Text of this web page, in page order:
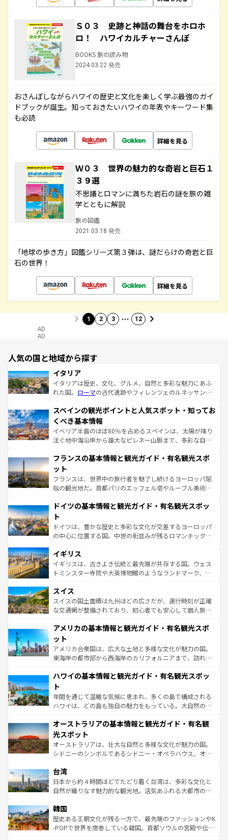
Ｓ０３ 史跡と神話の舞台をホロホ
ロ！ ハワイカルチャーさんぽ
BOOKS 旅の読み物
2024.03.22 発売
おさんぽしながらハワイの歴史と文化を楽しく学ぶ最強のガイ
ドブックが誕生。知っておきたいハワイの年表やキーワード集
も必読
詳細を見る
Ｗ０３ 世界の魅力的な奇岩と巨石１
３９選
不思議とロマンに満ちた岩石の謎を旅の雑
学とともに解説
旅の図鑑
2021.03.18 発売
「地球の歩き方」図鑑シリーズ第３弾は、謎だらけの奇岩と巨
石の世界！
詳細を見る
1 2 3 … 12
AD
AD
人気の国と地域から探す
イタリア
イタリアは歴史、文化、グルメ、自然と多彩な魅力にあふ
れた国。 ローマの古代遺跡やフィレンツェのルネッサンス
ろん、トスカーナの美しい田園風景やアマルフィ海岸の絶
景など、自然景観も見逃せない。観光の合間には、本場の
ピザやパスタなど、絶品のイタリア料理を堪能することも
できる。朝目覚めてから夜眠るまで、すべての瞬間を楽し
なお、新着のイタリア情報はコンテンツ一覧を参照してほ
しい。
スペインの観光ポイントと人気スポット・知ってお
くべき基本情報
イベリア半島のほぼ80％を占めるスペインは、太陽が降り
注ぐ地中海沿岸から雄大なピレネー山脈まで、多彩な自然
文化が根付くこの国では、情熱的なフラメンコ、熱気あふ
れる闘牛、そして美味しいタパスが生活の一部となってい
る。首都マドリードの洗練された雰囲気や、バルセロナの
アートに溢れた街角から、地方では古代ローマ遺跡や中世
せる。地方によって風土や気候が異なるスペインはその個
ンテンツ一覧 を参照してほしい。
フランスの基本情報と観光ガイド・有名観光スポ
ット
フランスは、世界中の旅行者を魅了し続けるヨーロッパ屈
指の観光地だ。首都パリのエッフェル塔やルーブル美術館
で、幅広い魅力が詰まっている。華麗な宮殿、歴史的な大
聖堂、美しいビーチ、そして豊かな自然が、訪れる者を心
から魅了する。また、フランスは美食の国としても知ら
れ、フランス料理はユネスコ無形文化遺産にも登録されて
香り高いラベンダー畑など、多彩な楽しみ方が可能だ。さ
らに、パリ以外の地域にも魅力が溢れており、どの街角に
も豊かな歴史と文化が息づいている。パリ以外の個性あふ
を参照してほしい。
ドイツの基本情報と観光ガイド・有名観光スポッ
ト
ドイツは、豊かな歴史と多彩な文化が交差するヨーロッパ
の中心に位置する国。中世の街並みが残るロマンチック街
顔を持つこの国は、どこを歩いても飽きることがない。ベ
ルリンの文化的活気、バイエルン州のアルプスの絶景、そ
してライン川沿いのワイン畑といった風景は必見。ビール
は、お酒好きな人にはぜひ体験してほしい。 なお、新着の
ドイツ情報はコンテンツ一覧を参照してほしい。
イギリス
イギリスは、古きよき伝統と最先端が共存する国。ウェス
トミンスター寺院や大英博物館のようなランドマーク、歴
リアごとに異なる魅力がある。また、優雅なアフタヌーン
ティー、ビール好きにはたまらない英国パブ、サッカー観
戦など、本場だからこそできる体験も豊富。イギリスを旅
ンツ一覧を参照してほしい。
スイス
スイスの国土面積は九州ほどの広さだが、運行時刻が正確
な交通網が整備されており、初心者でも安心して個人旅行
の建物がそのまま残る町や、スイスならではのユニークな
博物館もあり、アルプス観光だけでなく町歩きも満喫する
ことができる。国民の所得が高いため物価も高いが、旅行
者向けの交通パス提供のサービスもあり、うまく活用すれ
着のスイス情報はコンテンツ一覧を参照してほしい。
アメリカの基本情報と観光ガイド・有名観光スポ
ット
アメリカ合衆国は、広大な土地と多様な文化が魅力の国。
東海岸の都市部から西海岸のカリフォルニアまで、訪れる
のような巨大都市は、観光、ショッピング、エンターテイ
ンメントが詰まった刺激的なスポットだ。一方、アメリカ
西部には大自然が広がり、グランドキャニオンやイエロー
ストーン国立公園といった絶景が堪能できる。さらに、南
文化が魅力。旅行者はアメリカの各地域で異なる魅力を楽
しみながら、その多様性と豊かな歴史を感じることができ
るだろう。車でのロードトリップや列車の旅も、アメリカ
ならではの贅沢な旅のスタイルだ。 なお、新着のアメリカ
情報は コンテンツ一覧 を参照してほしい。
ハワイの基本情報と観光ガイド・有名観光スポッ
ト
年間を通じて温暖な気候に恵まれ、多くの島で構成される
ハワイは、どの島も独自の魅力をもっている。大自然の神
ワイ島は見逃せない。また、定番の観光地といえばオアフ
島だが、静かな自然を求めるならマウイ島やカウアイ島が
おすすめ。エメラルドグリーンに輝く海をはじめ、豊かな
文化や歴史が息づいている。「アロハスピリット」と呼ば
人々、おいしいローカルフードやハワイアンミュージッ
ク、伝統的なフラダンスなど、すべてがハワイの魅力を彩
っている。訪れるたびに新しい発見と感動が待っているハ
はコンテンツ一覧
オーストラリアの基本情報と観光ガイド・有名観
光スポット
オーストラリアは、壮大な自然と多様な文化が魅力の国。
シドニーのシンボルであるシドニー・オペラハウス、オー
リアリーフや大陸中央部にそびえるウルル（エアーズロッ
ク）、タスマニアの美しい原生林やケアンズの熱帯雨林な
ど、見どころがたくさん。また、カフェやワイン、オージ
いる。アクティビティも充実しており、サーフィンやダイ
ビング、ハイキングなど、アウトドア好きにはたまらな
い。オーストラリアの多彩な魅力を存分に味わいつくそ
台湾
日本から約４時間ほどでたどり着く台湾は、多彩な文化と
自然が織りなす魅力的な観光地。活気あふれる大都市の台
ン）、静ひつな山岳地帯である台湾東部など、都市の喧騒
と山間の静けさが共存しており、訪れる人に新しい発見と
驚きをもたらしてくれる。また、奥深い台湾の食文化も魅
韓国
歴史ある王朝文化が残る一方で、最先端のファッションやK
-POPで世界を席巻している韓国。首都ソウルの宮殿や伝統